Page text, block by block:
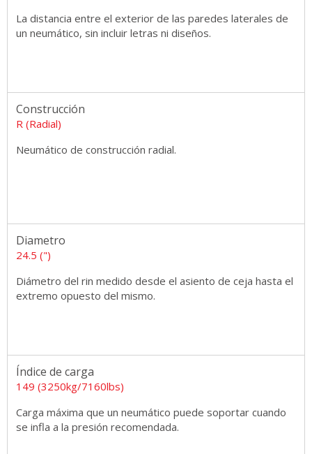
La distancia entre el exterior de las paredes laterales de
un neumático, sin incluir letras ni diseños.
Construcción
R (Radial)
Neumático de construcción radial.
Diametro
24.5 (")
Diámetro del rin medido desde el asiento de ceja hasta el
extremo opuesto del mismo.
Índice de carga
149 (3250kg/7160lbs)
Carga máxima que un neumático puede soportar cuando
se infla a la presión recomendada.